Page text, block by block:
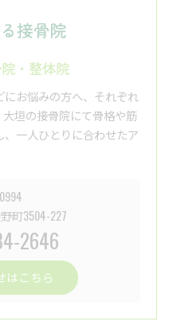
・整体院
お悩みの方へ、それぞれ
垣の接骨院にて骨格や筋
一人ひとりに合わせたア
町3504-227
2646
はこちら